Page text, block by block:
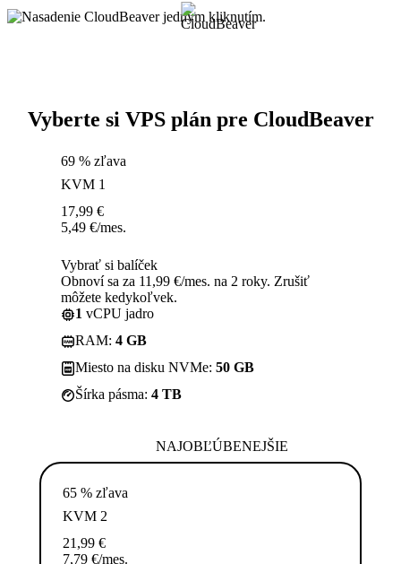
Vyberte si VPS plán pre CloudBeaver
69 % zľava
KVM 1
17,99 €
5,49 €/mes.
Vybrať si balíček
Obnoví sa za 11,99 €/mes. na 2 roky. Zrušiť
môžete kedykoľvek.
1 vCPU jadro
RAM: 4 GB
Miesto na disku NVMe: 50 GB
Šírka pásma: 4 TB
NAJOBĽÚBENEJŠIE
65 % zľava
KVM 2
21,99 €
7,79 €/mes.